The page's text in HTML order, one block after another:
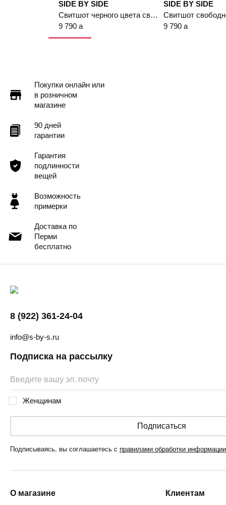
SIDE BY SIDE
Свитшот черного цвета свободного кроя с декоративной вышивкой
9 790 a
SIDE BY SIDE
9 790 a
Покупки онлайн или
в розничном
магазине
90 дней
гарантии
Гарантия
подлинности
вещей
Возможность
примерки
Доставка по
Перми
бесплатно
8 (922) 361-24-04
info@s-by-s.ru
Подписка на рассылку
Женщинам
Подписаться
Подписываясь, вы соглашаетесь с правилами обработки информации
О магазине Клиентам